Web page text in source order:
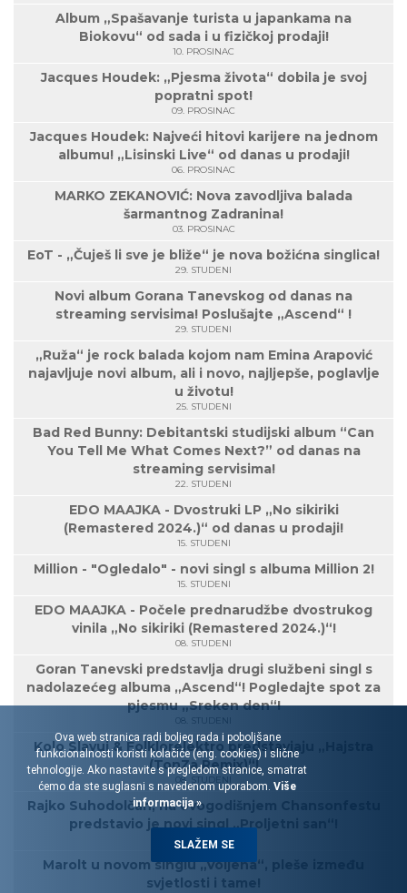
Album „Spašavanje turista u japankama na
Biokovu“ od sada i u fizičkoj prodaji!
10. PROSINAC
Jacques Houdek: „Pjesma života“ dobila je svoj
popratni spot!
09. PROSINAC
Jacques Houdek: Najveći hitovi karijere na jednom
albumu! „Lisinski Live“ od danas u prodaji!
06. PROSINAC
MARKO ZEKANOVIĆ: Nova zavodljiva balada
šarmantnog Zadranina!
03. PROSINAC
EoT - „Čuješ li sve je bliže“ je nova božićna singlica!
29. STUDENI
Novi album Gorana Tanevskog od danas na
streaming servisima! Poslušajte „Ascend“ !
29. STUDENI
„Ruža“ je rock balada kojom nam Emina Arapović
najavljuje novi album, ali i novo, najljepše, poglavlje
u životu!
25. STUDENI
Bad Red Bunny: Debitantski studijski album “Can
You Tell Me What Comes Next?” od danas na
streaming servisima!
22. STUDENI
EDO MAAJKA - Dvostruki LP „No sikiriki
(Remastered 2024.)“ od danas u prodaji!
15. STUDENI
Million - "Ogledalo" - novi singl s albuma Million 2!
15. STUDENI
EDO MAAJKA - Počele prednarudžbe dvostrukog
vinila „No sikiriki (Remastered 2024.)“!
08. STUDENI
Goran Tanevski predstavlja drugi službeni singl s
nadolazećeg albuma „Ascend“! Pogledajte spot za
pjesmu „Sreken den“!
08. STUDENI
Kolo Slavuj & Folklorelektro predstavjaju „Hajstra
(TonZa Remix)“!
08. STUDENI
Rajko Suhodolčan, na ovogodišnjem Chansonfestu
predstavio je novi singl „Proljetni san“!
07. STUDENI
Marolt u novom singlu „Voljena“, pleše između
svjetlosti i tame!
Ova web stranica radi boljeg rada i poboljšane
funkcionalnosti koristi kolačiće (eng. cookies) i slične
tehnologije. Ako nastavite s pregledom stranice, smatrat
ćemo da ste suglasni s navedenom uporabom. Više
informacija »
SLAŽEM SE